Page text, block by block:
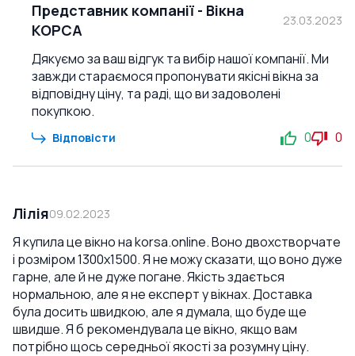
Представник компанії - Вікна
КОРСА
23.03.2023
Дякуємо за ваш відгук та вибір нашої компанії. Ми
завжди стараємося пропонувати якісні вікна за
відповідну ціну, та раді, що ви задоволені
покупкою.
Відповісти 0 0
Лілія09.02.2023
Я купила це вікно на korsa.online. Воно двохстворчате
і розміром 1300x1500. Я не можу сказати, що воно дуже
гарне, але й не дуже погане. Якість здається
нормальною, але я не експерт у вікнах. Доставка
була досить швидкою, але я думала, що буде ще
швидше. Я б рекомендувала це вікно, якщо вам
потрібно щось середньої якості за розумну ціну.